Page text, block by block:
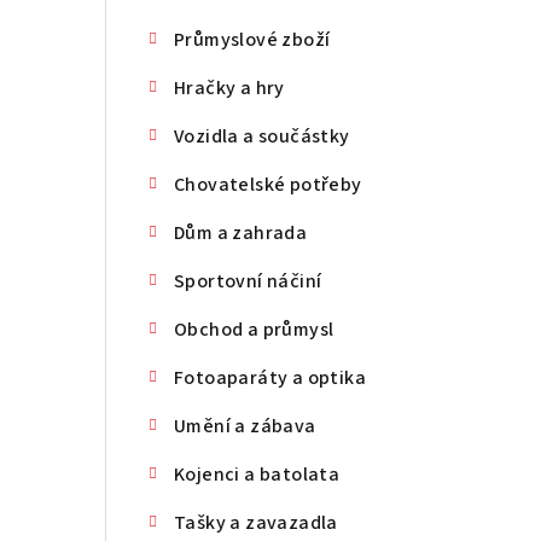
Průmyslové zboží
Hračky a hry
Vozidla a součástky
Chovatelské potřeby
Dům a zahrada
Sportovní náčiní
Obchod a průmysl
Fotoaparáty a optika
Umění a zábava
Kojenci a batolata
Tašky a zavazadla